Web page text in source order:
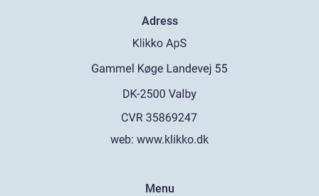
Adress
web: www.klikko.dk
Menu